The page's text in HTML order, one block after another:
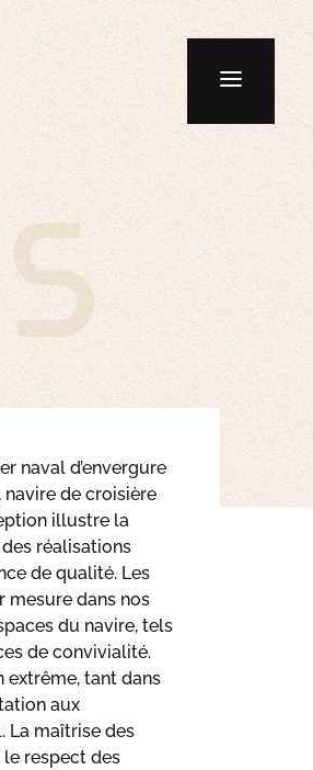
naval d’envergure
de croisière
illustre la
réalisations
de qualité. Les
mesure dans nos
du navire, tels
de convivialité.
extrême, tant dans
aux
La maîtrise des
respect des